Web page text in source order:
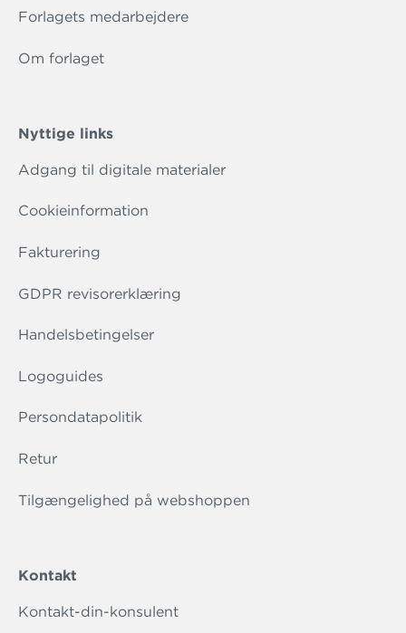
Forlagets medarbejdere
Om forlaget
Nyttige links
Adgang til digitale materialer
Cookieinformation
Fakturering
GDPR revisorerklæring
Handelsbetingelser
Logoguides
Persondatapolitik
Retur
Tilgængelighed på webshoppen
Kontakt
Kontakt-din-konsulent